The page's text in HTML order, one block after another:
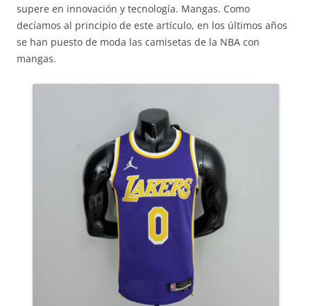
supere en innovación y tecnología. Mangas. Como
decíamos al principio de este artículo, en los últimos años
se han puesto de moda las camisetas de la NBA con
mangas.